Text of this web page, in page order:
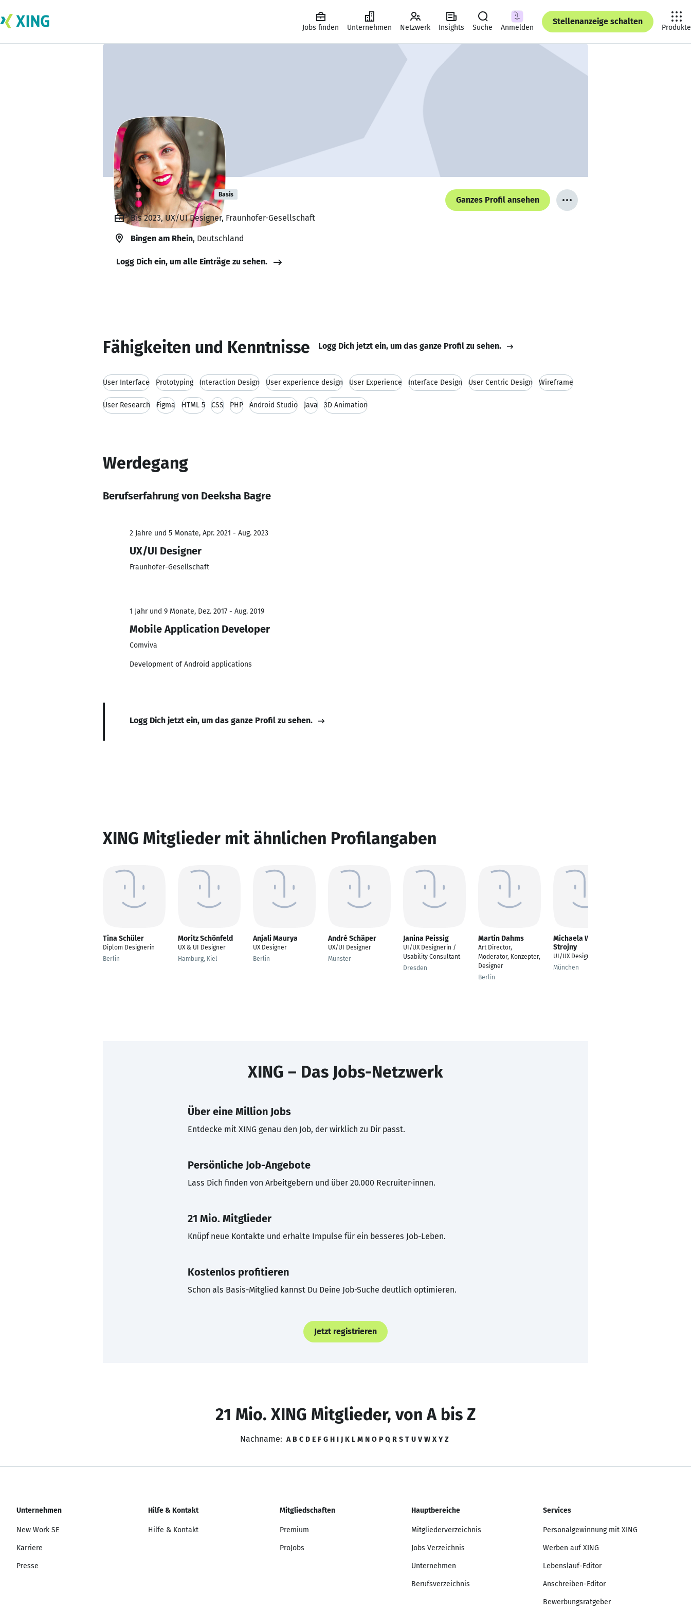
Jobs finden Unternehmen Netzwerk Insights Suche Anmelden
Stellenanzeige schalten
Produkte
Deeksha Bagre Basis
Ganzes Profil ansehen
Bis 2023, UX/UI Designer, Fraunhofer-Gesellschaft
Bingen am Rhein, Deutschland
Logg Dich ein, um alle Einträge zu sehen.
Fähigkeiten und Kenntnisse Logg Dich jetzt ein, um das ganze Profil zu sehen.
User Interface Prototyping Interaction Design User experience design User Experience Interface Design User Centric Design Wireframe
User Research Figma HTML 5 CSS PHP Android Studio Java 3D Animation
Werdegang
Berufserfahrung von Deeksha Bagre
2 Jahre und 5 Monate, Apr. 2021 - Aug. 2023
UX/UI Designer
Fraunhofer-Gesellschaft
1 Jahr und 9 Monate, Dez. 2017 - Aug. 2019
Mobile Application Developer
Comviva
Development of Android applications
Logg Dich jetzt ein, um das ganze Profil zu sehen.
XING Mitglieder mit ähnlichen Profilangaben
Tina Schüler
Diplom Designerin
Berlin
Moritz Schönfeld
UX & UI Designer
Hamburg, Kiel
Anjali Maurya
UX Designer
Berlin
André Schäper
UX/UI Designer
Münster
Janina Peissig
UI/UX Designerin /
Usability Consultant
Dresden
Martin Dahms
Art Director,
Moderator, Konzepter,
Designer
Berlin
Michaela Wunderl-
Strojny
UI/UX Designerin
München
XING – Das Jobs-Netzwerk
Über eine Million Jobs
Entdecke mit XING genau den Job, der wirklich zu Dir passt.
Persönliche Job-Angebote
Lass Dich finden von Arbeitgebern und über 20.000 Recruiter·innen.
21 Mio. Mitglieder
Knüpf neue Kontakte und erhalte Impulse für ein besseres Job-Leben.
Kostenlos profitieren
Schon als Basis-Mitglied kannst Du Deine Job-Suche deutlich optimieren.
Jetzt registrieren
21 Mio. XING Mitglieder, von A bis Z
Nachname: A B C D E F G H I J K L M N O P Q R S T U V W X Y Z
Unternehmen
New Work SE
Karriere
Presse
Hilfe & Kontakt
Hilfe & Kontakt
Mitgliedschaften
Premium
ProJobs
Hauptbereiche
Mitgliederverzeichnis
Jobs Verzeichnis
Unternehmen
Berufsverzeichnis
Services
Personalgewinnung mit XING
Werben auf XING
Lebenslauf-Editor
Anschreiben-Editor
Bewerbungsratgeber